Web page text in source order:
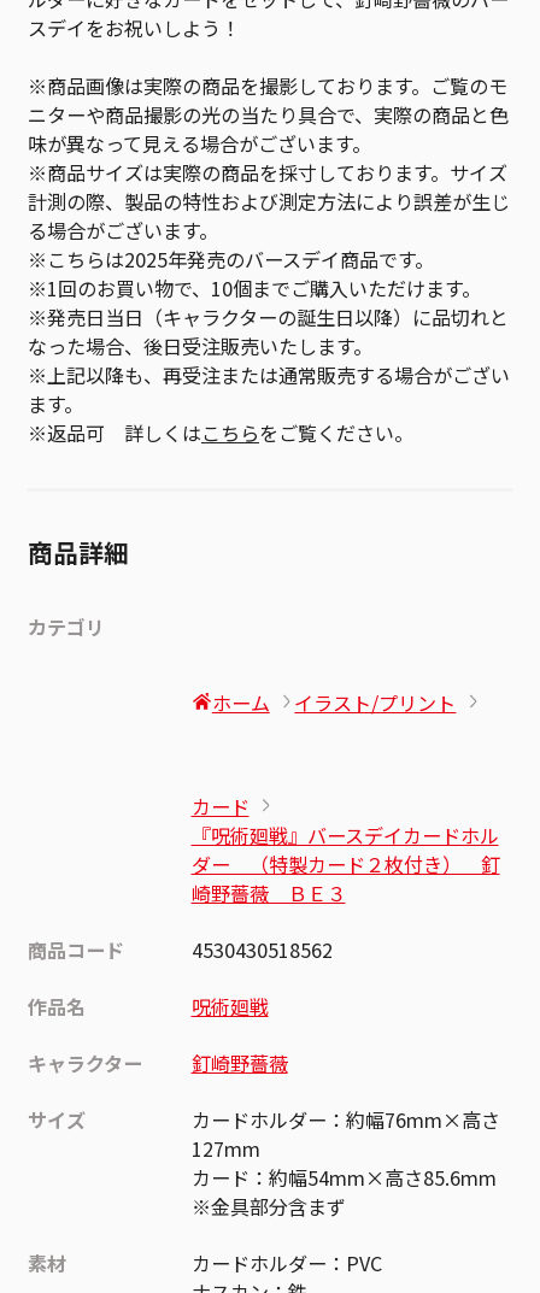
スデイをお祝いしよう！
※商品画像は実際の商品を撮影しております。ご覧のモ
ニターや商品撮影の光の当たり具合で、実際の商品と色
味が異なって見える場合がございます。
※商品サイズは実際の商品を採寸しております。サイズ
計測の際、製品の特性および測定方法により誤差が生じ
る場合がございます。
※こちらは2025年発売のバースデイ商品です。
※1回のお買い物で、10個までご購入いただけます。
※発売日当日（キャラクターの誕生日以降）に品切れと
なった場合、後日受注販売いたします。
※上記以降も、再受注または通常販売する場合がござい
ます。
※返品可 詳しくはこちらをご覧ください。
商品詳細
カテゴリ
ホーム イラスト/プリント
カード
『呪術廻戦』バースデイカードホル
ダー （特製カード２枚付き） 釘
崎野薔薇 ＢＥ３
商品コード
4530430518562
作品名
呪術廻戦
キャラクター
釘崎野薔薇
サイズ
カードホルダー：約幅76mm×高さ
127mm
カード：約幅54mm×高さ85.6mm
※金具部分含まず
素材
カードホルダー：PVC